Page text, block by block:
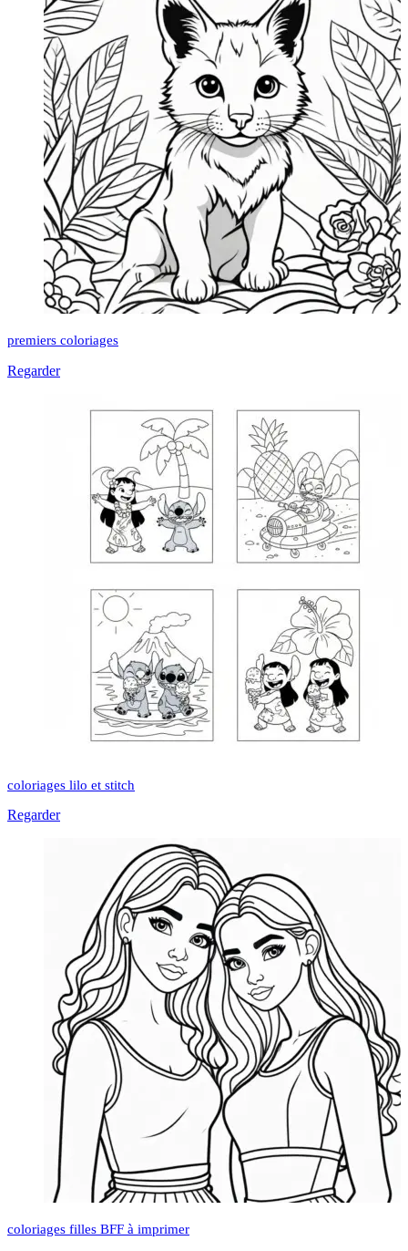
premiers coloriages
Regarder
coloriages lilo et stitch
Regarder
coloriages filles BFF à imprimer